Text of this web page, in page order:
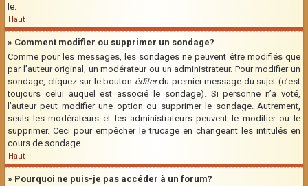
le.
Haut
» Comment modifier ou supprimer un sondage?
Comme pour les messages, les sondages ne peuvent être modifiés que
par l’auteur original, un modérateur ou un administrateur. Pour modifier un
sondage, cliquez sur le bouton éditerdu premier message du sujet (c’est
toujours celui auquel est associé le sondage). Si personne n’a voté,
l’auteur peut modifier une option ou supprimer le sondage. Autrement,
seuls les modérateurs et les administrateurs peuvent le modifier ou le
supprimer. Ceci pour empêcher le trucage en changeant les intitulés en
cours de sondage.
Haut
» Pourquoi ne puis-je pas accéder à un forum?